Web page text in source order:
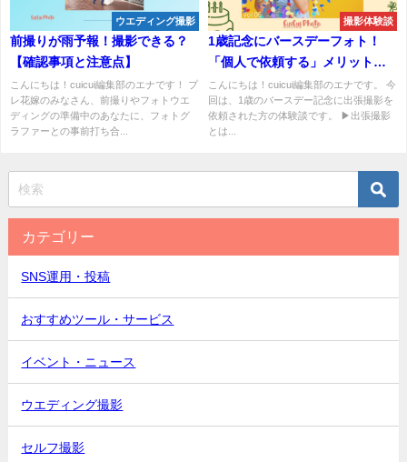
ウエディング撮影
前撮りが雨予報！撮影できる？
【確認事項と注意点】
こんにちは！cuicui編集部のエナです！ プ
レ花嫁のみなさん、前撮りやフォトウエ
ディングの準備中のあなたに、フォトグ
ラファーとの事前打ち合...
撮影体験談
1歳記念にバースデーフォト！
「個人で依頼する」メリットを
感じた撮影体験
こんにちは！cuicui編集部のエナです。 今
回は、1歳のバースデー記念に出張撮影を
依頼された方の体験談です。 ▶出張撮影
とは...
カテゴリー
SNS運用・投稿
おすすめツール・サービス
イベント・ニュース
ウエディング撮影
セルフ撮影